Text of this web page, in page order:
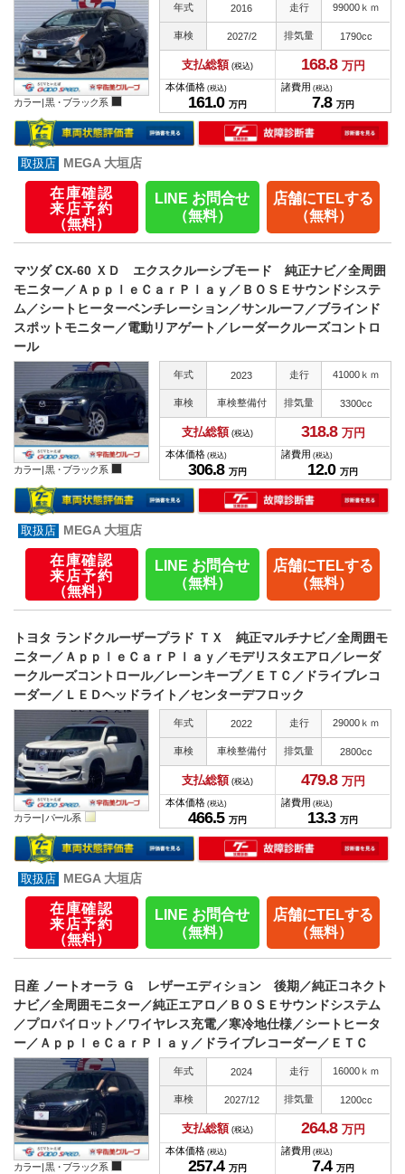
カラー |黒・ブラック系
年式 2016 走行 99000ｋｍ
車検 2027/2 排気量 1790cc
支払総額 (税込) 168.8 万円
本体価格 (税込)
161.0 万円
諸費用 (税込)
7.8 万円
MEGA 大垣店
在庫確認
来店予約
（無料）
LINE お問合せ
（無料）
店舗にTELする
（無料）
マツダ CX-60 ＸＤ エクスクルーシブモード 純正ナビ／全周囲
モニター／ＡｐｐｌｅＣａｒＰｌａｙ／ＢＯＳＥサウンドシステ
ム／シートヒーターベンチレーション／サンルーフ／ブラインド
スポットモニター／電動リアゲート／レーダークルーズコントロ
ール
カラー |黒・ブラック系
年式 2023 走行 41000ｋｍ
車検 車検整備付 排気量 3300cc
支払総額 (税込) 318.8 万円
本体価格 (税込)
306.8 万円
諸費用 (税込)
12.0 万円
MEGA 大垣店
在庫確認
来店予約
（無料）
LINE お問合せ
（無料）
店舗にTELする
（無料）
トヨタ ランドクルーザープラド ＴＸ 純正マルチナビ／全周囲モ
ニター／ＡｐｐｌｅＣａｒＰｌａｙ／モデリスタエアロ／レーダ
ークルーズコントロール／レーンキープ／ＥＴＣ／ドライブレコ
ーダー／ＬＥＤヘッドライト／センターデフロック
カラー | パール系
年式 2022 走行 29000ｋｍ
車検 車検整備付 排気量 2800cc
支払総額 (税込) 479.8 万円
本体価格 (税込)
466.5 万円
諸費用 (税込)
13.3 万円
MEGA 大垣店
在庫確認
来店予約
（無料）
LINE お問合せ
（無料）
店舗にTELする
（無料）
日産 ノートオーラ Ｇ レザーエディション 後期／純正コネクト
ナビ／全周囲モニター／純正エアロ／ＢＯＳＥサウンドシステム
／プロパイロット／ワイヤレス充電／寒冷地仕様／シートヒータ
ー／ＡｐｐｌｅＣａｒＰｌａｙ／ドライブレコーダー／ＥＴＣ
カラー |黒・ブラック系
年式 2024 走行 16000ｋｍ
車検 2027/12 排気量 1200cc
支払総額 (税込) 264.8 万円
本体価格 (税込)
257.4 万円
諸費用 (税込)
7.4 万円